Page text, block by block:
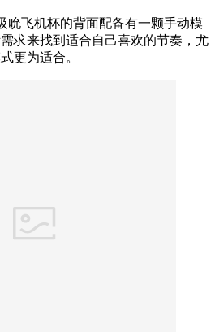
吮飞机杯的背面配备有一颗手动模
求来找到适合自己喜欢的节奏，尤
更为适合。